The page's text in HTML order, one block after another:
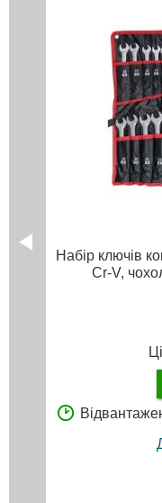
Набір ключів
Cr-V,